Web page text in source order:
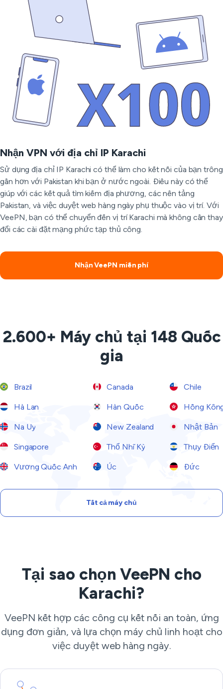
Nhận VPN với địa chỉ IP Karachi
Sử dụng địa chỉ IP Karachi có thể làm cho kết nối của bạn trông
gần hơn với Pakistan khi bạn ở nước ngoài. Điều này có thể
giúp với các kết quả tìm kiếm địa phương, các nền tảng
Pakistan, và việc duyệt web hàng ngày phụ thuộc vào vị trí. Với
VeePN, bạn có thể chuyển đến vị trí Karachi mà không cần thay
đổi các cài đặt mạng phức tạp thủ công.
Nhận VeePN miễn phí
2.600+ Máy chủ tại 148 Quốc
gia
Brazil Canada Chile
Hà Lan Hàn Quốc Hồng
Na Uy New Zealand Nhật Bản
Singapore Thổ Nhĩ Kỳ Thụy Điển
Vương Quốc Anh Úc Đức
Tất cả máy chủ
Tại sao chọn VeePN cho
Karachi?
VeePN kết hợp các công cụ kết nối an toàn, ứng
dụng đơn giản, và lựa chọn máy chủ linh hoạt cho
việc duyệt web hàng ngày.